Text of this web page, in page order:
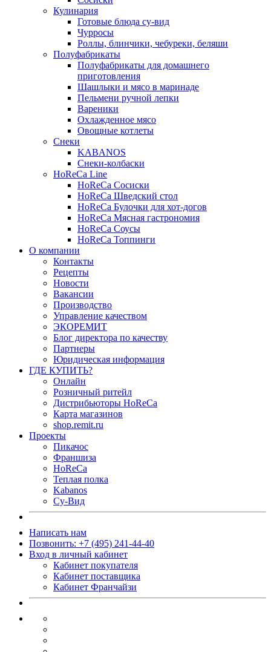
Кулинария
Готовые блюда су-вид
Чурросы
Роллы, блинчики, чебуреки, беляши
Полуфабрикаты
Полуфабрикаты для домашнего
приготовления
Шашлыки и мясо в маринаде
Пельмени ручной лепки
Вареники
Охлажденное мясо
Овощные котлеты
Снеки
KABANOS
Снеки-колбаски
HoReCa Line
HoReCa Сосиски
HoReCa Шведский стол
HoReCa Булочки для хот-догов
HoReCa Мясная гастрономия
HoReCa Соусы
HoReCa Топпинги
О компании
Контакты
Рецепты
Новости
Вакансии
Производство
Управление качеством
ЭКОРЕМИТ
Блог директора по качеству
Партнеры
Юридическая информация
ГДЕ КУПИТЬ?
Онлайн
Розничный ритейл
Дистрибьюторы HoReCa
Карта магазинов
shop.remit.ru
Проекты
Пикачос
Франшиза
HoReCa
Теплая полка
Kabanos
Су-Вид
Написать нам
Позвонить: +7 (495) 241-44-40
Вход в личный кабинет
Кабинет покупателя
Кабинет поставщика
Кабинет Франчайзи